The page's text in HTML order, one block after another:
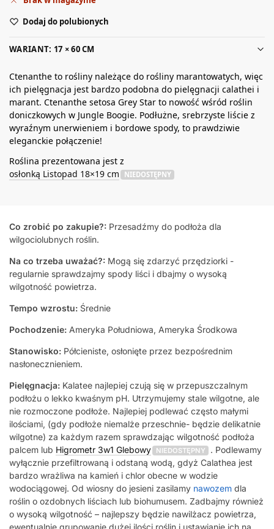
Dodaj do polubionych
WARIANT: 17 × 60 CM
Ctenanthe to rośliny należące do rośliny marantowatych, więc
ich pielęgnacja jest bardzo podobna do pielęgnacji calathei i
marant. Ctenanthe setosa Grey Star to nowość wśród roślin
doniczkowych w Jungle Boogie. Podłużne, srebrzyste liście z
wyraźnym unerwieniem i bordowe spody, to prawdziwie
eleganckie połączenie!
Roślina prezentowana jest z
osłonką Listopad 18×19 cm
NIEDOSTĘPNY
Co zrobić po zakupie?: Przesadźmy do podłoża dla
wilgociolubnych roślin.
Na co trzeba uważać?: Mogą się zdarzyć przędziorki -
regularnie sprawdzajmy spody liści i dbajmy o wysoką
wilgotność powietrza.
Tempo wzrostu: Średnie
Pochodzenie: Ameryka Południowa, Ameryka Środkowa
Stanowisko: Półcieniste, osłonięte przez bezpośrednim
nasłonecznieniem.
Pielęgnacja: Kalatee najlepiej czują się w przepuszczalnym
podłożu o lekko kwaśnym pH. Utrzymujemy stale wilgotne, ale
nie rozmoczone podłoże. Najlepiej podlewać często małymi
ilościami, (gdy podłoże niemalże przeschnie- będzie delikatnie
wilgotne) za każdym razem sprawdzając wilgotność podłoża
palcem lub Higrometr 3w1 Glebowy NIEDOSTĘPNY
. Podlewamy
wyłącznie przefiltrowaną i odstaną wodą, gdyż Calathea jest
bardzo wrażliwa na kamień i chlor obecne w wodzie
wodociągowej. Od wiosny do jesieni zasilamy nawozem dla
roślin o ozdobnych liściach lub biohumusem. Zadbajmy również
o wysoką wilgotność – najlepszy będzie nawilżacz powietrza,